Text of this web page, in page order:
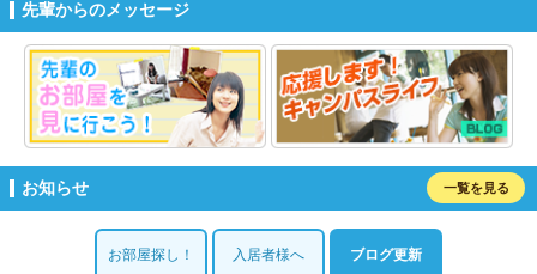
先輩からのメッセージ
お知らせ 一覧を見る
お部屋探し！ 入居者様へ ブログ更新